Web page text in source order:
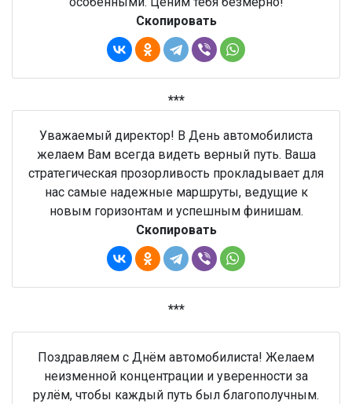
Скопировать
***
Уважаемый директор! В День автомобилиста
желаем Вам всегда видеть верный путь. Ваша
стратегическая прозорливость прокладывает для
нас самые надежные маршруты, ведущие к
новым горизонтам и успешным финишам.
Скопировать
***
Поздравляем с Днём автомобилиста! Желаем
неизменной концентрации и уверенности за
рулём, чтобы каждый путь был благополучным.